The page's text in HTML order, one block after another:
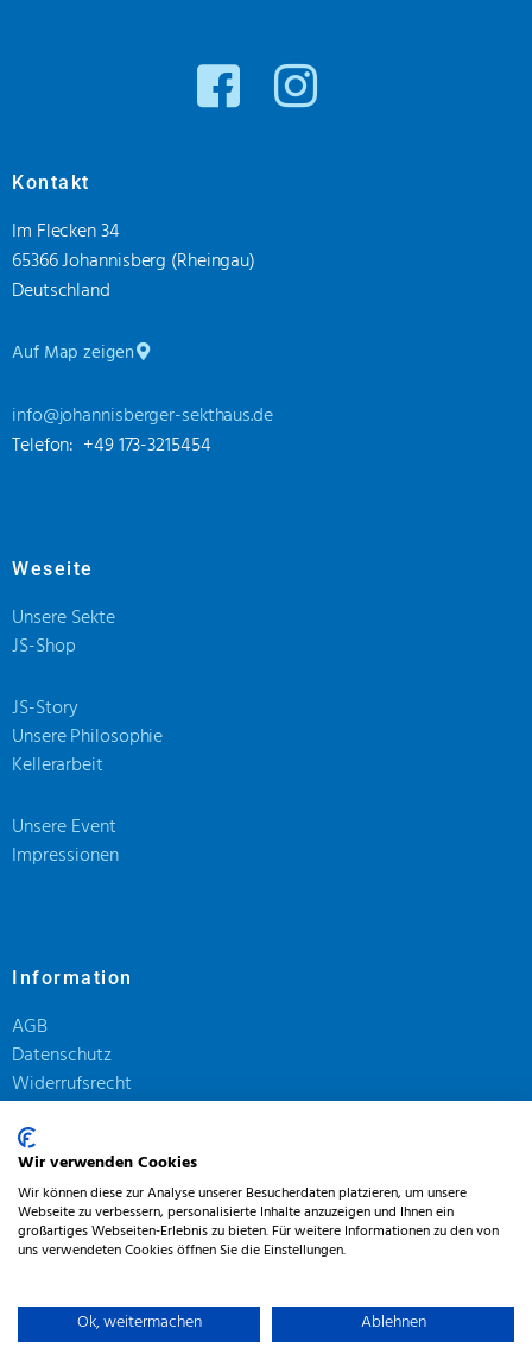
Kontakt
Im Flecken 34
65366 Johannisberg (Rheingau)
Deutschland
Auf Map zeigen
info@johannisberger-sekthaus.de
Telefon: +49 173-3215454
Weseite
Unsere Sekte
JS-Shop
JS-Story
Unsere Philosophie
Kellerarbeit
Unsere Event
Impressionen
Information
AGB
Datenschutz
Widerrufsrecht
Zahlungmöglichkeiten
Versandarten
Wir verwenden Cookies
Wir können diese zur Analyse unserer Besucherdaten platzieren, um unsere
Webseite zu verbessern, personalisierte Inhalte anzuzeigen und Ihnen ein
großartiges Webseiten-Erlebnis zu bieten. Für weitere Informationen zu den von
uns verwendeten Cookies öffnen Sie die Einstellungen.
Ok, weitermachen Ablehnen